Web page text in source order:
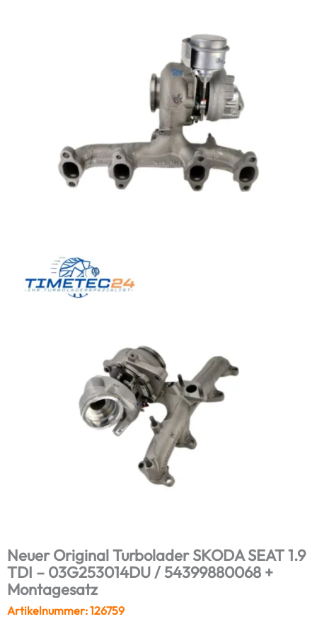
Neuer Original Turbolader SKODA SEAT 1.9
TDI – 03G253014DU / 54399880068 +
Montagesatz
Artikelnummer: 126759